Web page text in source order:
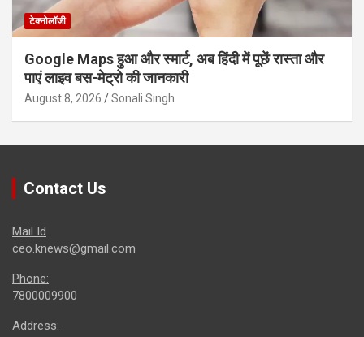
टेक्नोलॉजी
Google Maps हुआ और स्मार्ट, अब हिंदी में पूछें रास्ता और
पाएं लाइव बस-मेट्रो की जानकारी
August 8, 2026 Sonali Singh
Contact Us
Mail Id
ceo.knews@gmail.com
Phone:
7800009900
Address: